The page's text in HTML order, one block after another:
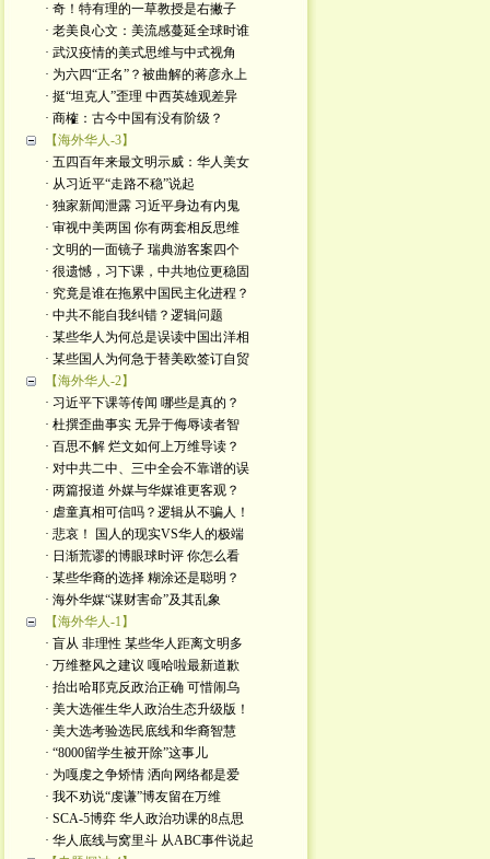
· 奇！特有理的一草教授是右撇子
· 老美良心文：美流感蔓延全球时谁
· 武汉疫情的美式思维与中式视角
· 为六四“正名”？被曲解的蒋彦永上
· 挺“坦克人”歪理 中西英雄观差异
· 商榷：古今中国有没有阶级？
【海外华人-3】
· 五四百年来最文明示威：华人美女
· 从习近平“走路不稳”说起
· 独家新闻泄露 习近平身边有内鬼
· 审视中美两国 你有两套相反思维
· 文明的一面镜子 瑞典游客案四个
· 很遗憾，习下课，中共地位更稳固
· 究竟是谁在拖累中国民主化进程？
· 中共不能自我纠错？逻辑问题
· 某些华人为何总是误读中国出洋相
· 某些国人为何急于替美欧签订自贸
【海外华人-2】
· 习近平下课等传闻 哪些是真的？
· 杜撰歪曲事实 无异于侮辱读者智
· 百思不解 烂文如何上万维导读？
· 对中共二中、三中全会不靠谱的误
· 两篇报道 外媒与华媒谁更客观？
· 虐童真相可信吗？逻辑从不骗人！
· 悲哀！ 国人的现实VS华人的极端
· 日渐荒谬的博眼球时评 你怎么看
· 某些华裔的选择 糊涂还是聪明？
· 海外华媒“谋财害命”及其乱象
【海外华人-1】
· 盲从 非理性 某些华人距离文明多
· 万维整风之建议 嘎哈啦最新道歉
· 抬出哈耶克反政治正确 可惜闹乌
· 美大选催生华人政治生态升级版！
· 美大选考验选民底线和华裔智慧
· “8000留学生被开除”这事儿
· 为嘎虔之争矫情 洒向网络都是爱
· 我不劝说“虔谦”博友留在万维
· SCA-5博弈 华人政治功课的8点思
· 华人底线与窝里斗 从ABC事件说起